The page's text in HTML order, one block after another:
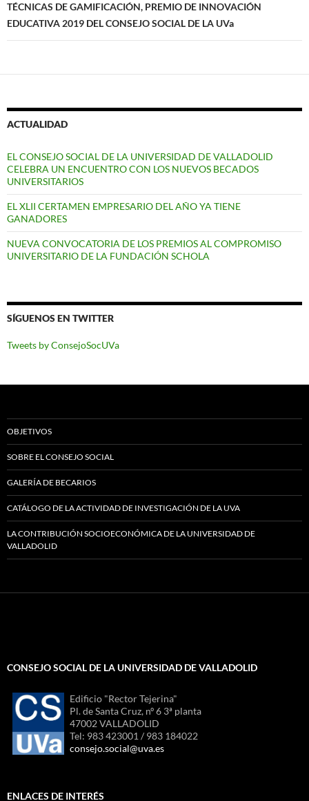
TÉCNICAS DE GAMIFICACIÓN, PREMIO DE INNOVACIÓN
EDUCATIVA 2019 DEL CONSEJO SOCIAL DE LA UVa
ACTUALIDAD
EL CONSEJO SOCIAL DE LA UNIVERSIDAD DE VALLADOLID
CELEBRA UN ENCUENTRO CON LOS NUEVOS BECADOS
UNIVERSITARIOS
EL XLII CERTAMEN EMPRESARIO DEL AÑO YA TIENE
GANADORES
NUEVA CONVOCATORIA DE LOS PREMIOS AL COMPROMISO
UNIVERSITARIO DE LA FUNDACIÓN SCHOLA
SÍGUENOS EN TWITTER
Tweets by ConsejoSocUVa
OBJETIVOS
SOBRE EL CONSEJO SOCIAL
GALERÍA DE BECARIOS
CATÁLOGO DE LA ACTIVIDAD DE INVESTIGACIÓN DE LA UVA
LA CONTRIBUCIÓN SOCIOECONÓMICA DE LA UNIVERSIDAD DE
VALLADOLID
CONSEJO SOCIAL DE LA UNIVERSIDAD DE VALLADOLID
Edificio "Rector Tejerina"
Pl. de Santa Cruz, nº 6 3ª planta
47002 VALLADOLID
Tel: 983 423001 / 983 184022
consejo.social@uva.es
ENLACES DE INTERÉS